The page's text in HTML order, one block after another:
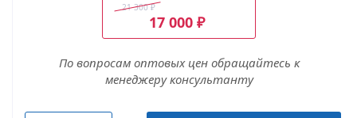
21 300₽
17 000 ₽
По вопросам оптовых цен обращайтесь к
менеджеру консультанту